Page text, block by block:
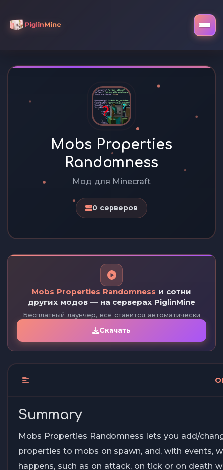
Mobs Properties
Randomness
Мод для Minecraft
0 серверов
Mobs Properties Randomness и сотни
других модов — на серверах PiglinMine
Бесплатный лаунчер, всё ставится автоматически
Скачать
Summary
Mobs Properties Randomness lets you add/
properties to mobs on spawn, and, with events,
happens, such as on attack, on tick or on death